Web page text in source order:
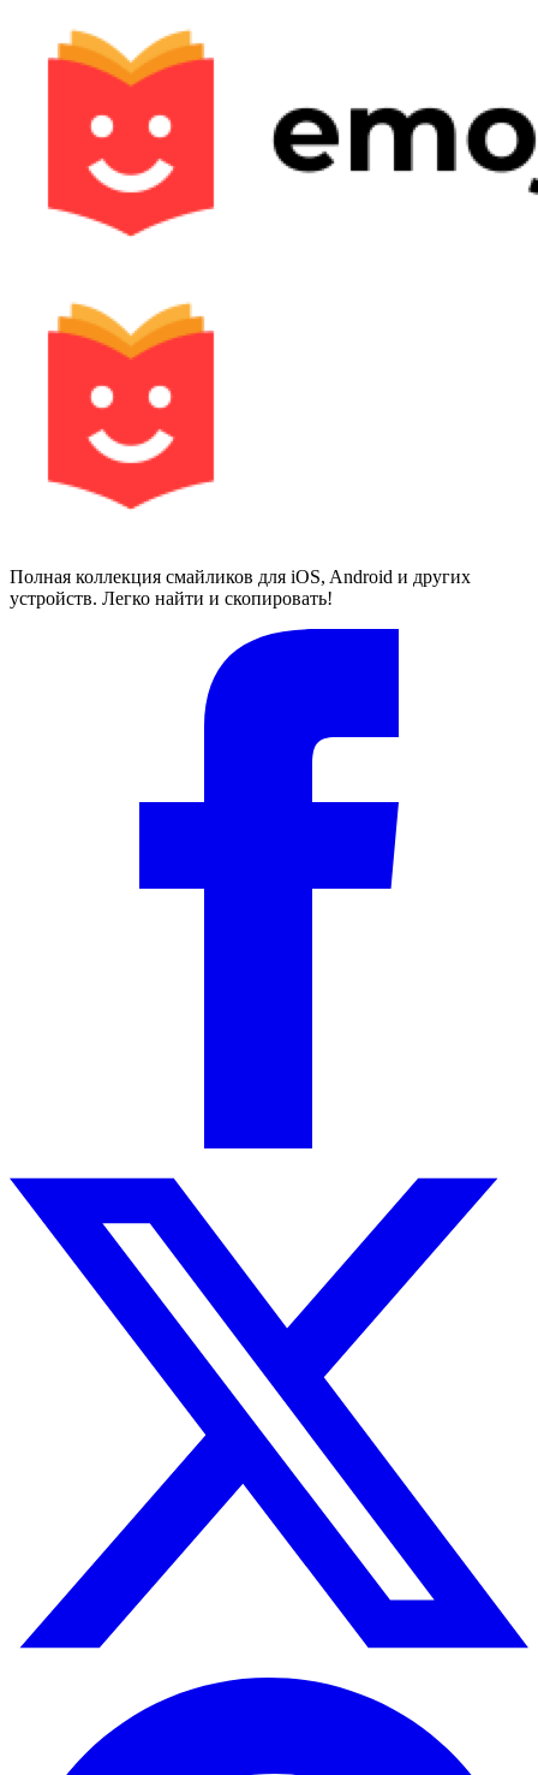
Полная коллекция смайликов для iOS, Android и других
устройств. Легко найти и скопировать!